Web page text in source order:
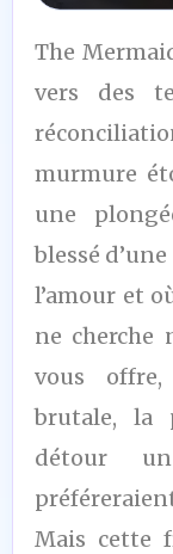
7
/10
The
vers des
murmure
une
blessé
l’amour et
ne cherche
vous
brutale, la
détour
Mais cette